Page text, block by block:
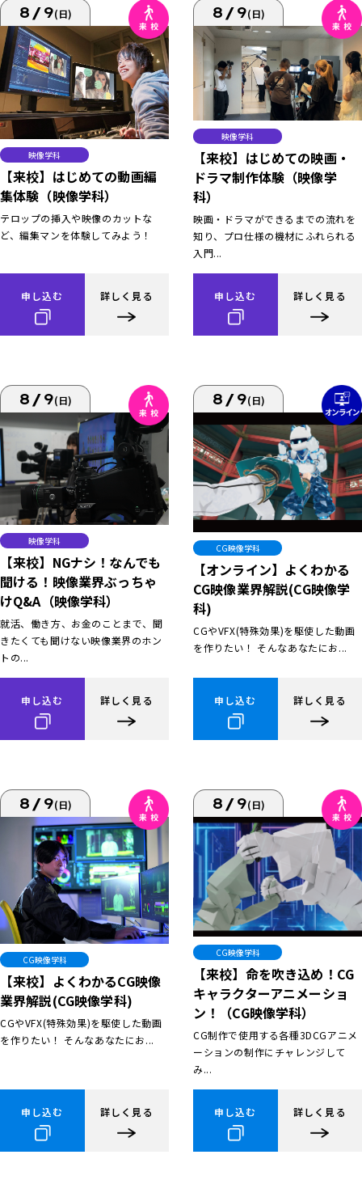
8/9(日)
映像学科
【来校】はじめての動画編
集体験（映像学科）
テロップの挿入や映像のカットな
ど、編集マンを体験してみよう！
申し込む 詳しく見る
8/9(日)
映像学科
【来校】はじめての映画・
ドラマ制作体験（映像学
科）
映画・ドラマができるまでの流れを
知り、プロ仕様の機材にふれられる
入門...
申し込む 詳しく見る
8/9(日)
映像学科
【来校】NGナシ！なんでも
聞ける！映像業界ぶっちゃ
けQ&A（映像学科）
就活、働き方、お金のことまで、聞
きたくても聞けない映像業界のホン
トの...
申し込む 詳しく見る
8/9(日)
CG映像学科
【オンライン】よくわかる
CG映像業界解説(CG映像学
科)
CGやVFX(特殊効果)を駆使した動画
を作りたい！ そんなあなたにお...
申し込む 詳しく見る
8/9(日)
CG映像学科
【来校】よくわかるCG映像
業界解説(CG映像学科)
CGやVFX(特殊効果)を駆使した動画
を作りたい！ そんなあなたにお...
申し込む 詳しく見る
8/9(日)
CG映像学科
【来校】命を吹き込め！CG
キャラクターアニメーショ
ン！（CG映像学科）
CG制作で使用する各種3DCGアニメ
ーションの制作にチャレンジして
み...
申し込む 詳しく見る